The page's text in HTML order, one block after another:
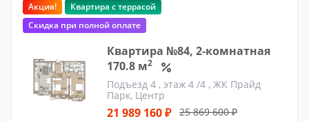
Акция!
Квартира с террасой
Скидка при полной оплате
Квартира №84, 2-комнатная
170.8 м2
Подъезд 4 , этаж 4 /4 , ЖК Прайд
Парк, Центр
21 989 160 ₽ 25 869 600 ₽